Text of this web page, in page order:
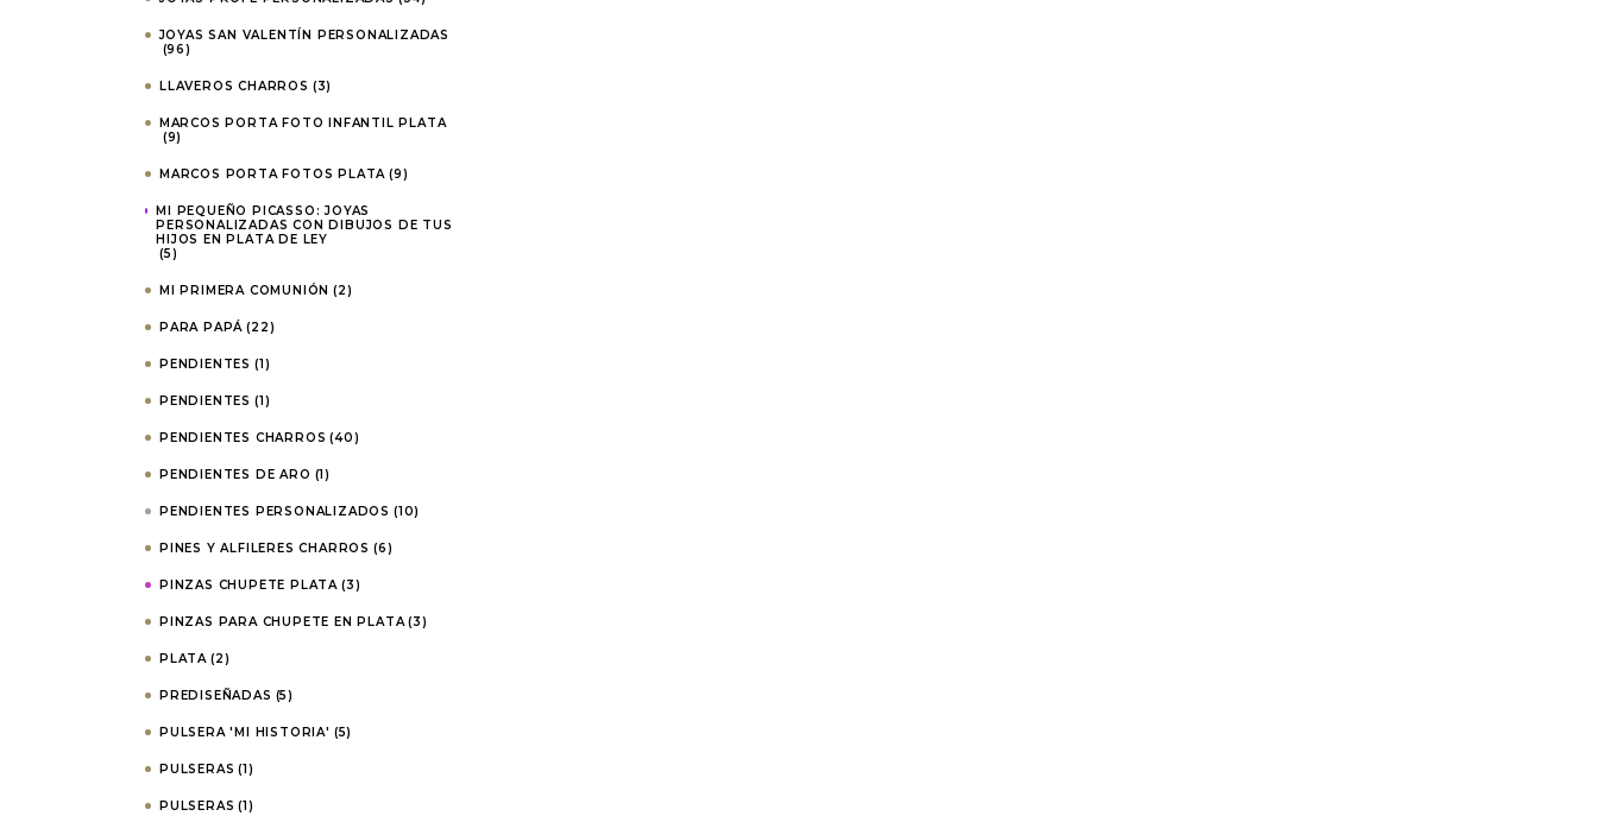
JOYAS SAN VALENTÍN PERSONALIZADAS
(96)
LLAVEROS CHARROS (3)
MARCOS PORTA FOTO INFANTIL PLATA
(9)
MARCOS PORTA FOTOS PLATA (9)
MI PEQUEÑO PICASSO: JOYAS
PERSONALIZADAS CON DIBUJOS DE TUS
HIJOS EN PLATA DE LEY
(5)
MI PRIMERA COMUNIÓN (2)
PARA PAPÁ (22)
PENDIENTES (1)
PENDIENTES (1)
PENDIENTES CHARROS (40)
PENDIENTES DE ARO (1)
PENDIENTES PERSONALIZADOS (10)
PINES Y ALFILERES CHARROS (6)
PINZAS CHUPETE PLATA (3)
PINZAS PARA CHUPETE EN PLATA (3)
PLATA (2)
PREDISEÑADAS (5)
PULSERA 'MI HISTORIA' (5)
PULSERAS (1)
PULSERAS (1)